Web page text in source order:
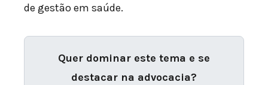
de gestão em saúde.
Quer dominar este tema e se
destacar na advocacia?